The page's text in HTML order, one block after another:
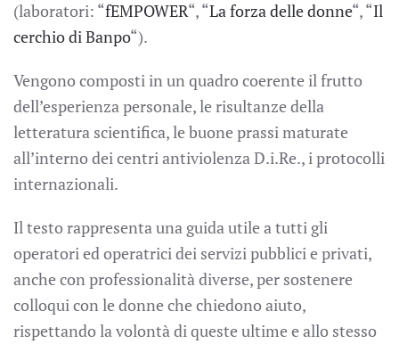
(laboratori: “fEMPOWER“, “La forza delle donne“, “Il
cerchio di Banpo“).
Vengono composti in un quadro coerente il frutto
dell’esperienza personale, le risultanze della
letteratura scientifica, le buone prassi maturate
all’interno dei centri antiviolenza D.i.Re., i protocolli
internazionali.
Il testo rappresenta una guida utile a tutti gli
operatori ed operatrici dei servizi pubblici e privati,
anche con professionalità diverse, per sostenere
colloqui con le donne che chiedono aiuto,
rispettando la volontà di queste ultime e allo stesso